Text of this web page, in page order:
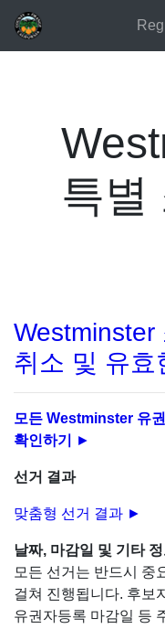
특별
Westminster
취소 및 유효
모든 Westminster 유
확인하기
►
선거 결과
맞춤형 선거 결과 ►
날짜, 마감일 및 기타
모든 선거는 반드시 중
걸쳐 진행됩니다. 후보
유권자등록 마감일 등